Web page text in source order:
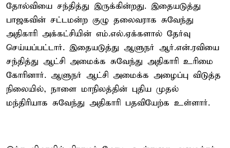
தோல்வியை சந்தித்து இருக்கின்றது. இதையடுத்து
பாஜகவின் சட்டமன்ற குழு தலைவராக சுவேந்து
அதிகாரி அக்கட்சியின் எம்.எல்.ஏக்களால் தேர்வு
செய்யப்பட்டார். இதையடுத்து ஆளுநர் ஆர்.என்.ரவியை
சந்தித்து ஆட்சி அமைக்க சுவேந்து அதிகாரி உரிமை
கோரினார். ஆளுநர் ஆட்சி அமைக்க அழைப்பு விடுத்த
நிலையில், நாளை மாநிலத்தின் புதிய முதல்
மந்திரியாக சுவேந்து அதிகாரி பதவியேற்க உள்ளார்.